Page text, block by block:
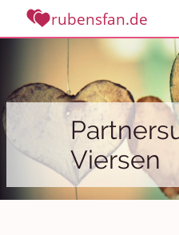
rubensfan.de
Viersen